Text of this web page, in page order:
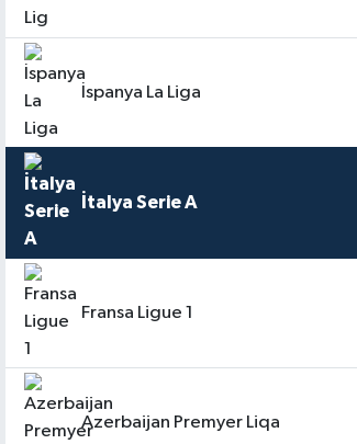
İspanya La Liga
İtalya Serie A
Fransa Ligue 1
Azerbaijan Premyer Liqa